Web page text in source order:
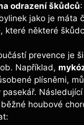
odrazení škůdců
jako je máta
které některé
prevence je
Například,
plísněmi,
houbové